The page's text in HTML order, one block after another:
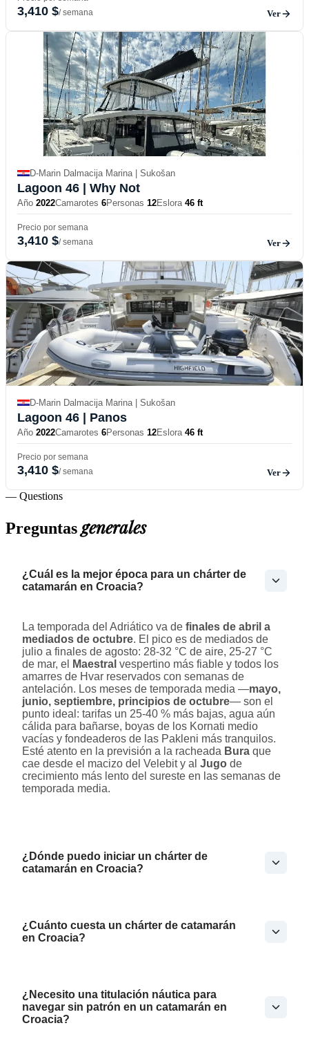
3,410 $/ semana Ver
D-Marin Dalmacija Marina | Sukošan
Lagoon 46 | Why Not
Año 2022Camarotes 6Personas 12Eslora 46 ft
Precio por semana
3,410 $/ semana Ver
D-Marin Dalmacija Marina | Sukošan
Lagoon 46 | Panos
Año 2022Camarotes 6Personas 12Eslora 46 ft
Precio por semana
3,410 $/ semana Ver
— Questions
Preguntasgenerales
¿Cuál es la mejor época para un chárter de
catamarán en Croacia?
La temporada del Adriático va de finales de abril a
mediados de octubre. El pico es de mediados de
julio a finales de agosto: 28-32 °C de aire, 25-27 °C
de mar, el
Maestral vespertino más fiable y todos los
amarres de Hvar reservados con semanas de
antelación. Los meses de temporada media —mayo,
junio, septiembre, principios de octubre— son el
punto ideal: tarifas un 25-40 % más bajas, agua aún
cálida para bañarse, boyas de los Kornati medio
vacías y fondeaderos de las Pakleni más tranquilos.
Esté atento en la previsión a la racheada Bura que
cae desde el macizo del Velebit y al Jugo de
crecimiento más lento del sureste en las semanas de
temporada media.
¿Dónde puedo iniciar un chárter de
catamarán en Croacia?
¿Cuánto cuesta un chárter de catamarán
en Croacia?
¿Necesito una titulación náutica para
navegar sin patrón en un catamarán en
Croacia?